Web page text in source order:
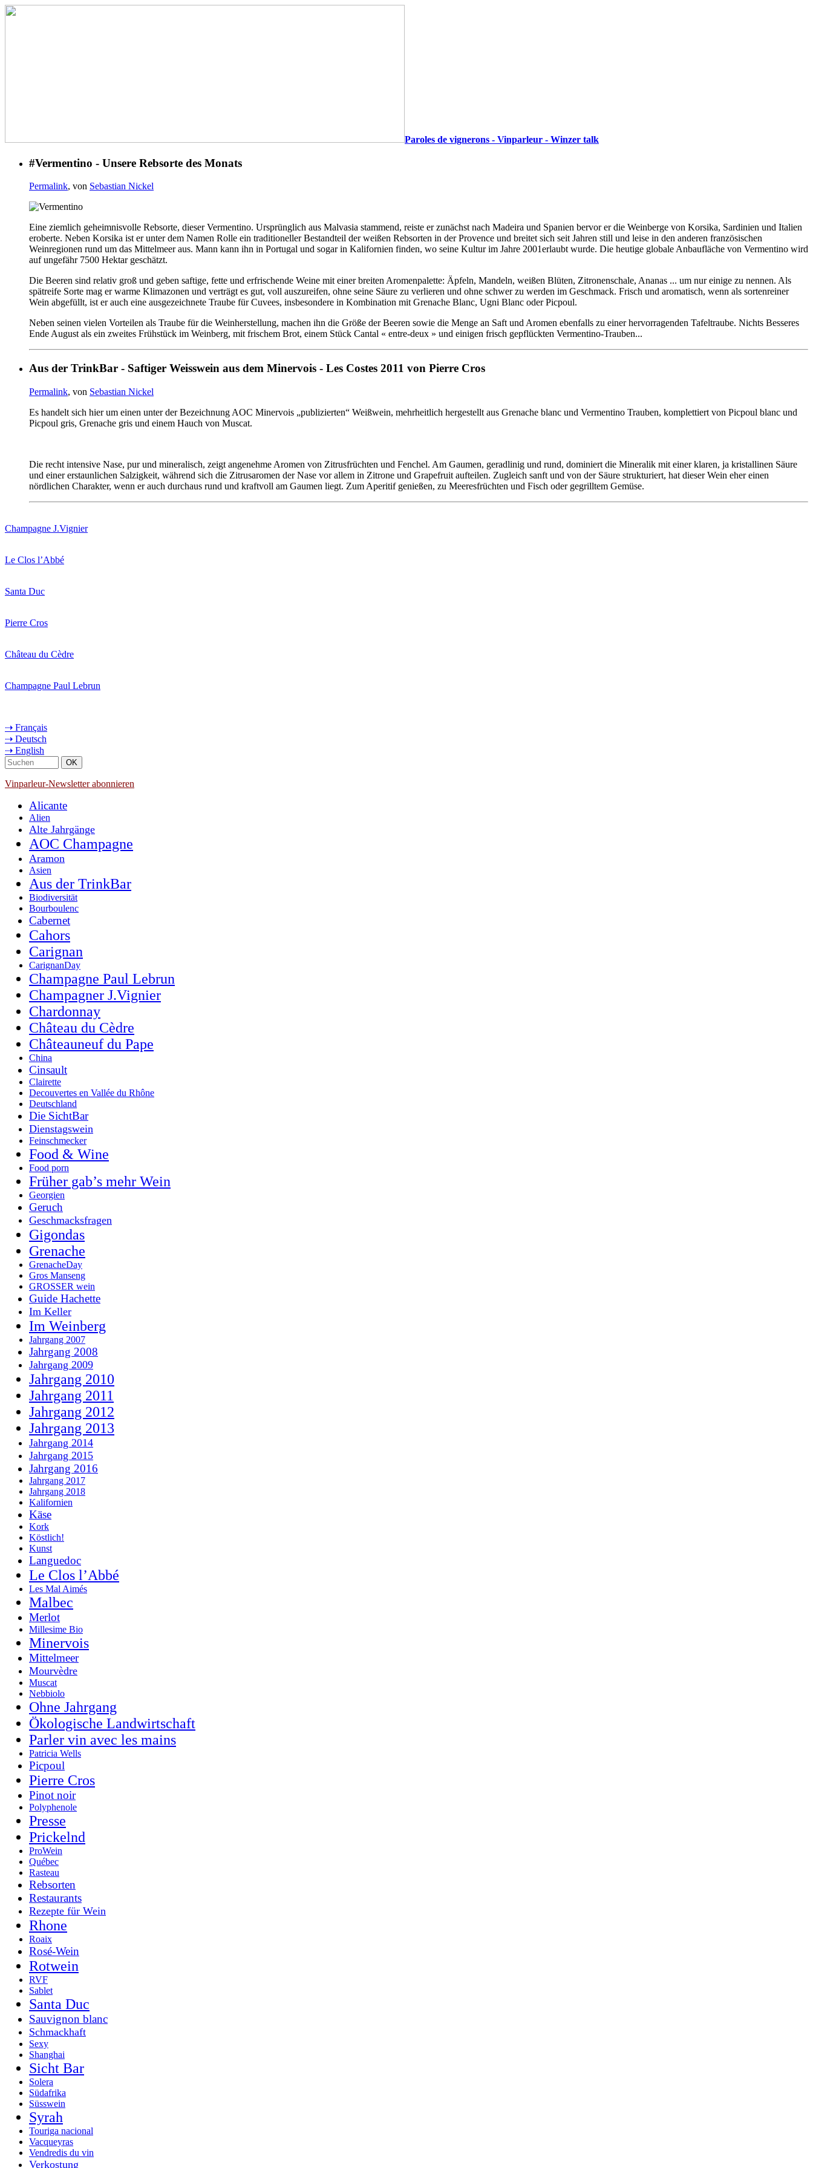
Paroles de vignerons - Vinparleur - Winzer talk
#Vermentino - Unsere Rebsorte des Monats
Permalink, von Sebastian Nickel
Eine ziemlich geheimnisvolle Rebsorte, dieser Vermentino. Ursprünglich aus Malvasia stammend, reiste er zunächst nach Madeira und Spanien bervor er die Weinberge von Korsika, Sardinien und Italien
eroberte. Neben Korsika ist er unter dem Namen Rolle ein traditioneller Bestandteil der weißen Rebsorten in der Provence und breitet sich seit Jahren still und leise in den anderen französischen
Weinregionen rund um das Mittelmeer aus. Mann kann ihn in Portugal und sogar in Kalifornien finden, wo seine Kultur im Jahre 2001erlaubt wurde. Die heutige globale Anbaufläche von Vermentino wird
auf ungefähr 7500 Hektar geschätzt.
Die Beeren sind relativ groß und geben saftige, fette und erfrischende Weine mit einer breiten Aromenpalette: Äpfeln, Mandeln, weißen Blüten, Zitronenschale, Ananas ... um nur einige zu nennen. Als
spätreife Sorte mag er warme Klimazonen und verträgt es gut, voll auszureifen, ohne seine Säure zu verlieren und ohne schwer zu werden im Geschmack. Frisch und aromatisch, wenn als sortenreiner
Wein abgefüllt, ist er auch eine ausgezeichnete Traube für Cuvees, insbesondere in Kombination mit Grenache Blanc, Ugni Blanc oder Picpoul.
Neben seinen vielen Vorteilen als Traube für die Weinherstellung, machen ihn die Größe der Beeren sowie die Menge an Saft und Aromen ebenfalls zu einer hervorragenden Tafeltraube. Nichts Besseres
Ende August als ein zweites Frühstück im Weinberg, mit frischem Brot, einem Stück Cantal « entre-deux » und einigen frisch gepflückten Vermentino-Trauben...
Aus der TrinkBar - Saftiger Weisswein aus dem Minervois - Les Costes 2011 von Pierre Cros
Permalink, von Sebastian Nickel
Es handelt sich hier um einen unter der Bezeichnung AOC Minervois „publizierten“ Weißwein, mehrheitlich hergestellt aus Grenache blanc und Vermentino Trauben, komplettiert von Picpoul blanc und
Picpoul gris, Grenache gris und einem Hauch von Muscat.
Die recht intensive Nase, pur und mineralisch, zeigt angenehme Aromen von Zitrusfrüchten und Fenchel. Am Gaumen, geradlinig und rund, dominiert die Mineralik mit einer klaren, ja kristallinen Säure
und einer erstaunlichen Salzigkeit, während sich die Zitrusaromen der Nase vor allem in Zitrone und Grapefruit aufteilen. Zugleich sanft und von der Säure strukturiert, hat dieser Wein eher einen
nördlichen Charakter, wenn er auch durchaus rund und kraftvoll am Gaumen liegt. Zum Aperitif genießen, zu Meeresfrüchten und Fisch oder gegrilltem Gemüse.
Champagne J.Vignier
Le Clos l’Abbé
Santa Duc
Pierre Cros
Château du Cèdre
Champagne Paul Lebrun
⇢ Français
⇢ Deutsch
⇢ English
Vinparleur-Newsletter abonnieren
Alicante
Alien
Alte Jahrgänge
AOC Champagne
Aramon
Asien
Aus der TrinkBar
Biodiversität
Bourboulenc
Cabernet
Cahors
Carignan
CarignanDay
Champagne Paul Lebrun
Champagner J.Vignier
Chardonnay
Château du Cèdre
Châteauneuf du Pape
China
Cinsault
Clairette
Decouvertes en Vallée du Rhône
Deutschland
Die SichtBar
Dienstagswein
Feinschmecker
Food & Wine
Food porn
Früher gab’s mehr Wein
Georgien
Geruch
Geschmacksfragen
Gigondas
Grenache
GrenacheDay
Gros Manseng
GROSSER wein
Guide Hachette
Im Keller
Im Weinberg
Jahrgang 2007
Jahrgang 2008
Jahrgang 2009
Jahrgang 2010
Jahrgang 2011
Jahrgang 2012
Jahrgang 2013
Jahrgang 2014
Jahrgang 2015
Jahrgang 2016
Jahrgang 2017
Jahrgang 2018
Kalifornien
Käse
Kork
Köstlich!
Kunst
Languedoc
Le Clos l’Abbé
Les Mal Aimés
Malbec
Merlot
Millesime Bio
Minervois
Mittelmeer
Mourvèdre
Muscat
Nebbiolo
Ohne Jahrgang
Ökologische Landwirtschaft
Parler vin avec les mains
Patricia Wells
Picpoul
Pierre Cros
Pinot noir
Polyphenole
Presse
Prickelnd
ProWein
Québec
Rasteau
Rebsorten
Restaurants
Rezepte für Wein
Rhone
Roaix
Rosé-Wein
Rotwein
RVF
Sablet
Santa Duc
Sauvignon blanc
Schmackhaft
Sexy
Shanghai
Sicht Bar
Solera
Südafrika
Süsswein
Syrah
Touriga nacional
Vacqueyras
Vendredis du vin
Verkostung